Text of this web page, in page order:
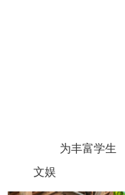
为丰富学生
文娱